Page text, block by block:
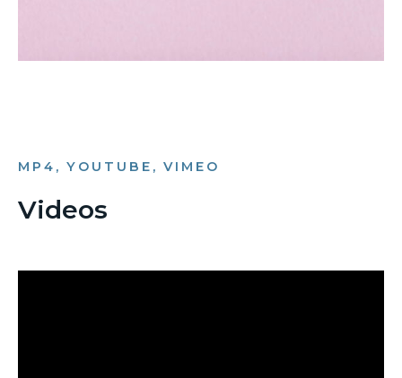
MP4, YOUTUBE, VIMEO
Videos